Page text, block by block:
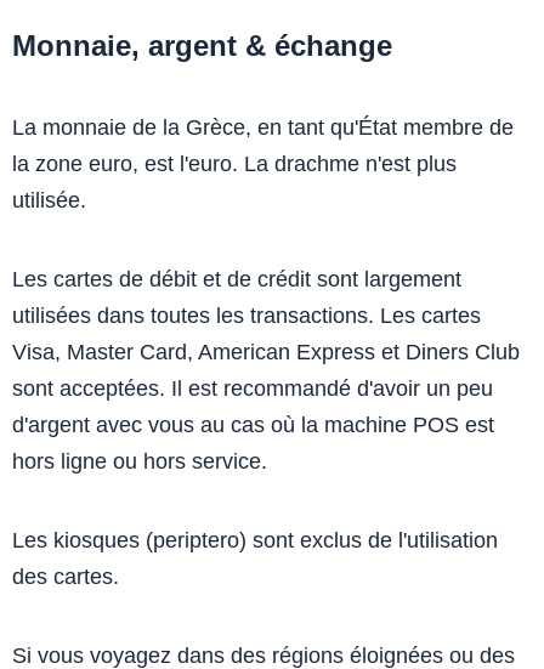
Monnaie, argent & échange
La monnaie de la Grèce, en tant qu'État membre de
la zone euro, est l'euro. La drachme n'est plus
utilisée.
Les cartes de débit et de crédit sont largement
utilisées dans toutes les transactions. Les cartes
Visa, Master Card, American Express et Diners Club
sont acceptées. Il est recommandé d'avoir un peu
d'argent avec vous au cas où la machine POS est
hors ligne ou hors service.
Les kiosques (periptero) sont exclus de l'utilisation
des cartes.
Si vous voyagez dans des régions éloignées ou des